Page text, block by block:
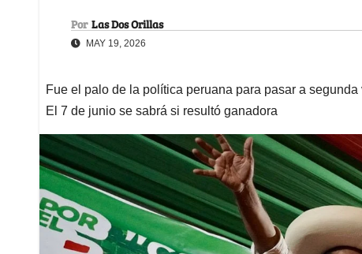
Por Las Dos Orillas
MAY 19, 2026
Fue el palo de la política peruana para pasar a
El 7 de junio se sabrá si resultó ganadora